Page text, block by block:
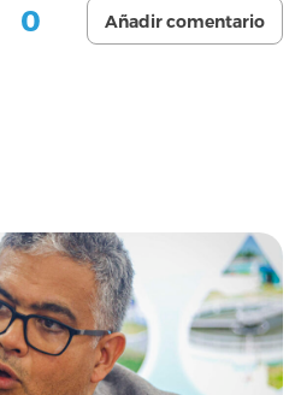
0 Añadir comentario